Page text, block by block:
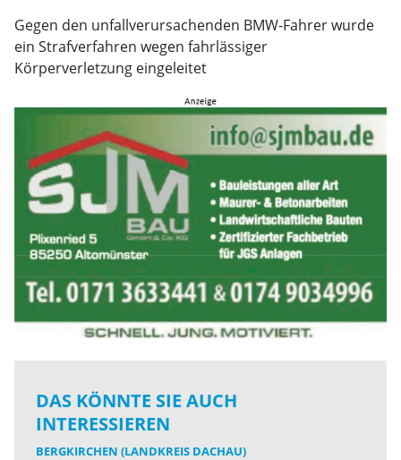
Gegen den unfallverursachenden BMW-Fahrer wurde
ein Strafverfahren wegen fahrlässiger
Körperverletzung eingeleitet
DAS KÖNNTE SIE AUCH
INTERESSIEREN
BERGKIRCHEN (LANDKREIS DACHAU)